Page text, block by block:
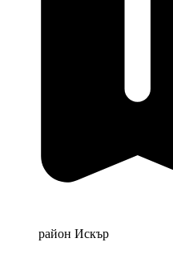
район Искър